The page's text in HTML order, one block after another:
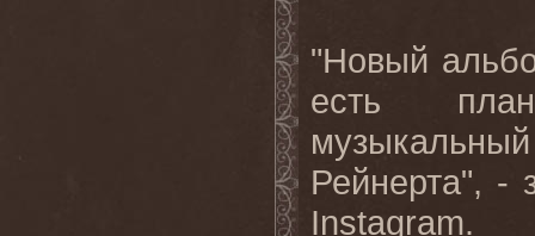
"Новый
есть
Рейнерта", -
Instagram.